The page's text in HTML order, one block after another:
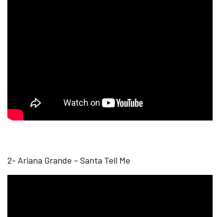
2- Ariana Grande – Santa Tell Me